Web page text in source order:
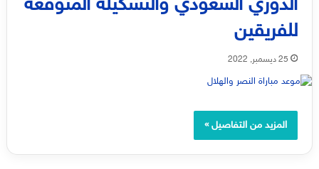
الدوري السعودي والتشكيلة المتوقعة
للفريقين
25 ديسمبر, 2022
المزيد من التفاصيل »